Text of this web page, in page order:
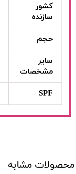
کشور
سازنده
حجم
سایر
مشخصات
SPF
محصولات مشابه